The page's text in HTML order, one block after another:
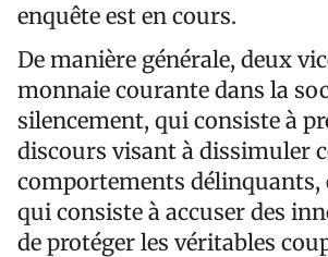
enquête est en cours.
De manière générale, deux
monnaie courante dans la
silencement, qui consiste à
discours visant à dissimuler
comportements délinquants,
qui consiste à accuser des
de protéger les véritables